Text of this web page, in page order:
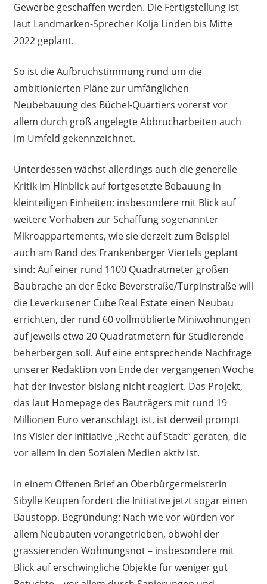
Gewerbe geschaffen werden. Die Fertigstellung ist
laut Landmarken-Sprecher Kolja Linden bis Mitte
2022 geplant.
So ist die Aufbruchstimmung rund um die
ambitionierten Pläne zur umfänglichen
Neubebauung des Büchel-Quartiers vorerst vor
allem durch groß angelegte Abbrucharbeiten auch
im Umfeld gekennzeichnet.
Unterdessen wächst allerdings auch die generelle
Kritik im Hinblick auf fortgesetzte Bebauung in
kleinteiligen Einheiten; insbesondere mit Blick auf
weitere Vorhaben zur Schaffung sogenannter
Mikroappartements, wie sie derzeit zum Beispiel
auch am Rand des Frankenberger Viertels geplant
sind: Auf einer rund 1100 Quadratmeter großen
Baubrache an der Ecke Beverstraße/Turpinstraße will
die Leverkusener Cube Real Estate einen Neubau
errichten, der rund 60 vollmöblierte Miniwohnungen
auf jeweils etwa 20 Quadratmetern für Studierende
beherbergen soll. Auf eine entsprechende Nachfrage
unserer Redaktion von Ende der vergangenen Woche
hat der Investor bislang nicht reagiert. Das Projekt,
das laut Homepage des Bauträgers mit rund 19
Millionen Euro veranschlagt ist, ist derweil prompt
ins Visier der Initiative „Recht auf Stadt“ geraten, die
vor allem in den Sozialen Medien aktiv ist.
In einem Offenen Brief an Oberbürgermeisterin
Sibylle Keupen fordert die Initiative jetzt sogar einen
Baustopp. Begründung: Nach wie vor würden vor
allem Neubauten vorangetrieben, obwohl der
grassierenden Wohnungsnot – insbesondere mit
Blick auf erschwingliche Objekte für weniger gut